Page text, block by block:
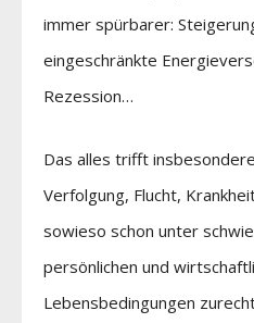
immer spürbarer:
eingeschränkte
Rezession…
Das alles trifft
Verfolgung, Flucht,
sowieso schon unter
persönlichen und
Lebensbedingungen